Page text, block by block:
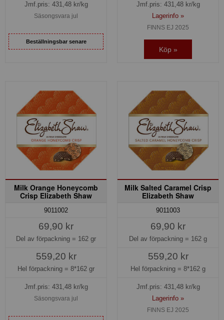
Jmf.pris: 431,48kr/kg
Säsongsvara jul
Beställningsbar senare
Jmf.pris: 431,48kr/kg
Lagerinfo »
FINNS EJ 2025
Köp »
Milk Orange Honeycomb
Crisp Elizabeth Shaw
9011002
69,90 kr
Del av förpackning = 162 gr
559,20 kr
Hel förpackning = 8*162 gr
Jmf.pris: 431,48kr/kg
Säsongsvara jul
Milk Salted Caramel Crisp
Elizabeth Shaw
9011003
69,90 kr
Del av förpackning = 162 g
559,20 kr
Hel förpackning = 8*162 g
Jmf.pris: 431,48kr/kg
Lagerinfo »
FINNS EJ 2025